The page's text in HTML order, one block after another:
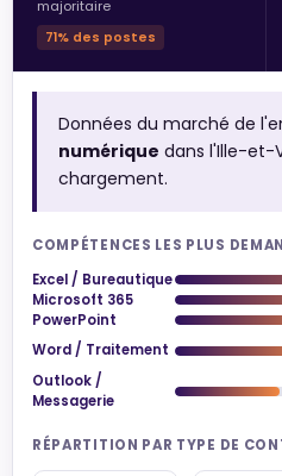
majoritaire
71% des postes
Données du marché de
numérique dans l'Ille-et-
chargement.
COMPÉTENCES LES PLUS
Excel / Bureautique
Microsoft 365
PowerPoint
Word / Traitement
Outlook /
Messagerie
RÉPARTITION PAR TYPE DE